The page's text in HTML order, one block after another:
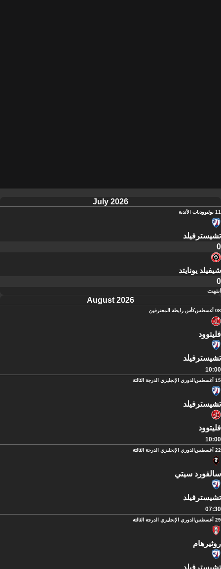
July 2026
11 يوليو وديات الأندية
تشيسترفيلد
0
شيفيلد يونايتد
0
انتهت
August 2026
08 أغسطس كأس رابطة المحترفين
فليتوود
تشيسترفيلد
10:00
15 أغسطس الدوري الإنجليزي الدرجة الثالثة
تشيسترفيلد
فليتوود
10:00
22 أغسطس الدوري الإنجليزي الدرجة الثالثة
سالفورد سيتي
تشيسترفيلد
07:30
29 أغسطس الدوري الإنجليزي الدرجة الثالثة
روثيرهام
تشيسترفيلد